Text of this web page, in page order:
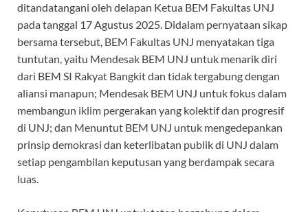
ditandatangani oleh delapan Ketua BEM Fakultas UNJ
pada tanggal 17 Agustus 2025. Didalam pernyataan sikap
bersama tersebut, BEM Fakultas UNJ menyatakan tiga
tuntutan, yaitu Mendesak BEM UNJ untuk menarik diri
dari BEM SI Rakyat Bangkit dan tidak tergabung dengan
aliansi manapun; Mendesak BEM UNJ untuk fokus dalam
membangun iklim pergerakan yang kolektif dan progresif
di UNJ; dan Menuntut BEM UNJ untuk mengedepankan
prinsip demokrasi dan keterlibatan publik di UNJ dalam
setiap pengambilan keputusan yang berdampak secara
luas.